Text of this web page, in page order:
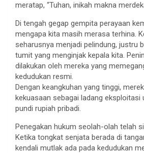
meratap, “Tuhan, inikah makna
Di tengah gegap gempita perayaan
mengapa kita masih merasa terhina.
seharusnya menjadi pelindung, justru
tumit yang menginjak kepala kita.
dilakukan oleh mereka yang
kedudukan resmi.
Dengan keangkuhan yang tinggi,
kekuasaan sebagai ladang eksploitasi
pundi rupiah pribadi.
Penegakan hukum seolah-olah telah
Ketika tongkat senjata berada di
kendali mutlak ada pada kedudukan